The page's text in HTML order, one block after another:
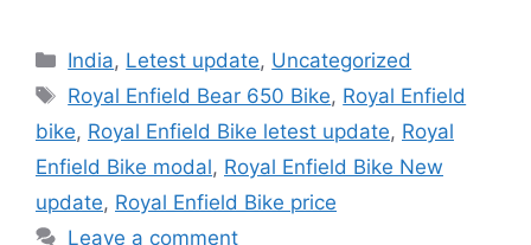
Categories
India, Letest update, Uncategorized
Tags
Royal Enfield Bear 650 Bike, Royal Enfield
bike, Royal Enfield Bike letest update, Royal
Enfield Bike modal, Royal Enfield Bike New
update, Royal Enfield Bike price
Leave a comment